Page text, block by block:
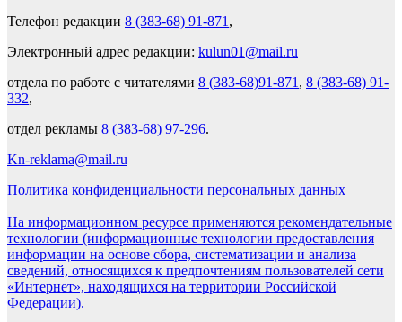
Телефон редакции 8 (383-68) 91-871 ,
Электронный адрес редакции: kulun01@mail.ru
отдела по работе с читателями 8 (383-68)91-871 , 8 (383-68) 91-
332,
отдел рекламы 8 (383-68) 97-296.
Kn-reklama@mail.ru
Политика конфиденциальности персональных данных
На информационном ресурсе применяются рекомендательные
технологии (информационные технологии предоставления
информации на основе сбора, систематизации и анализа
сведений, относящихся к предпочтениям пользователей сети
«Интернет», находящихся на территории Российской
Федерации).